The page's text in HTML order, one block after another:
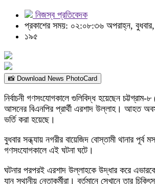
নিজস্ব প্রতিবেদক
প্রকাশের সময়: ০২:০৮:৩৬ অপরাহ্ন,
১৯৫
📸 Download News PhotoCard
নির্বাচনী গণসংযোগকালে গুলিবিদ্ধ হয়েছেন চট্টগ্রাম-৮
আসনের বিএনপির প্রার্থী এরশাদ উল্লাহ। আহত
ভর্তি করা হয়েছে।
বুধবার সন্ধ্যায় নগরীর বায়েজিদ বোস্তামী থানার পূর্ব
গণসংযোগকালে এই ঘটনা ঘটে।
ঘটনার পরপরই এরশাদ উল্লাহকে উদ্ধার করে
যান স্থানীয় নেতাকর্মীরা। বর্তমানে সেখানে তার